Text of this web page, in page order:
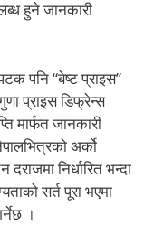
हुने जानकारी
पनि “बेष्ट प्राइस”
प्राइस डिफ्रेन्स
मार्फत जानकारी
अर्को
निर्धारित भन्दा
सर्त पूरा भएमा
।